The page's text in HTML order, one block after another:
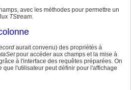
(aValue: TDateTime);
TDateTime
Boolean
overload;
(aName: string); overload;
( aName: string ; aType: TlyFieldType
override;
FCol et FRow d'un champ
)
avec les méthodes pour permettre un
TStream.
aurait convenu) des propriétés à
pour accéder aux champs et la mise à
à l'interface des requêtes préparées. On
que l'utilisateur peut définir pour l'affichage